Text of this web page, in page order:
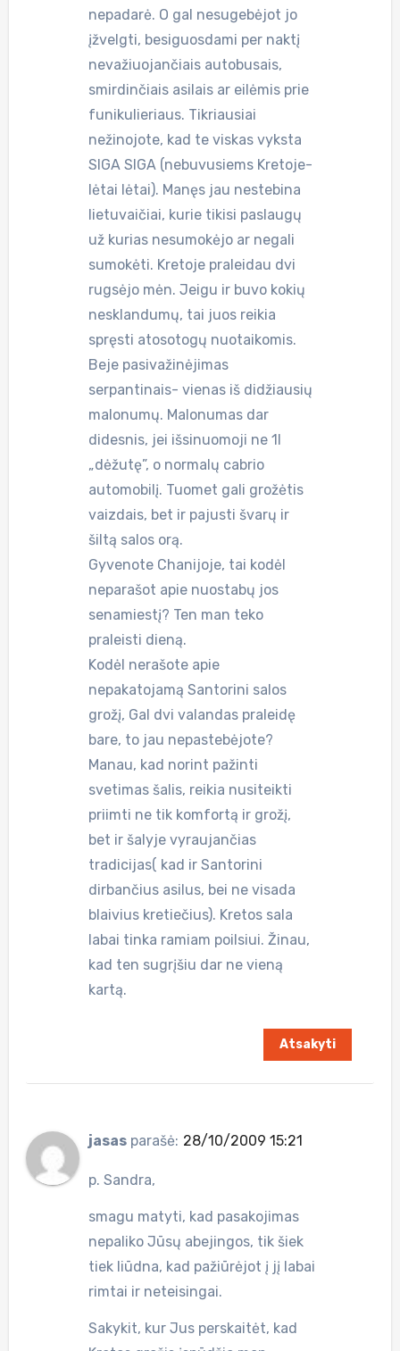
nepadarė. O gal nesugebėjot jo
įžvelgti, besiguosdami per naktį
nevažiuojančiais autobusais,
smirdinčiais asilais ar eilėmis prie
funikulieriaus. Tikriausiai
nežinojote, kad te viskas vyksta
SIGA SIGA (nebuvusiems Kretoje-
lėtai lėtai). Manęs jau nestebina
lietuvaičiai, kurie tikisi paslaugų
už kurias nesumokėjo ar negali
sumokėti. Kretoje praleidau dvi
rugsėjo mėn. Jeigu ir buvo kokių
nesklandumų, tai juos reikia
spręsti atosotogų nuotaikomis.
Beje pasivažinėjimas
serpantinais- vienas iš didžiausių
malonumų. Malonumas dar
didesnis, jei išsinuomoji ne 1l
„dėžutę”, o normalų cabrio
automobilį. Tuomet gali grožėtis
vaizdais, bet ir pajusti švarų ir
šiltą salos orą.
Gyvenote Chanijoje, tai kodėl
neparašot apie nuostabų jos
senamiestį? Ten man teko
praleisti dieną.
Kodėl nerašote apie
nepakatojamą Santorini salos
grožį, Gal dvi valandas praleidę
bare, to jau nepastebėjote?
Manau, kad norint pažinti
svetimas šalis, reikia nusiteikti
priimti ne tik komfortą ir grožį,
bet ir šalyje vyraujančias
tradicijas( kad ir Santorini
dirbančius asilus, bei ne visada
blaivius kretiečius). Kretos sala
labai tinka ramiam poilsiui. Žinau,
kad ten sugrįšiu dar ne vieną
kartą.
Atsakyti
jasas parašė: 28/10/2009 15:21
p. Sandra,
smagu matyti, kad pasakojimas
nepaliko Jūsų abejingos, tik šiek
tiek liūdna, kad pažiūrėjot į jį labai
rimtai ir neteisingai.
Sakykit, kur Jus perskaitėt, kad